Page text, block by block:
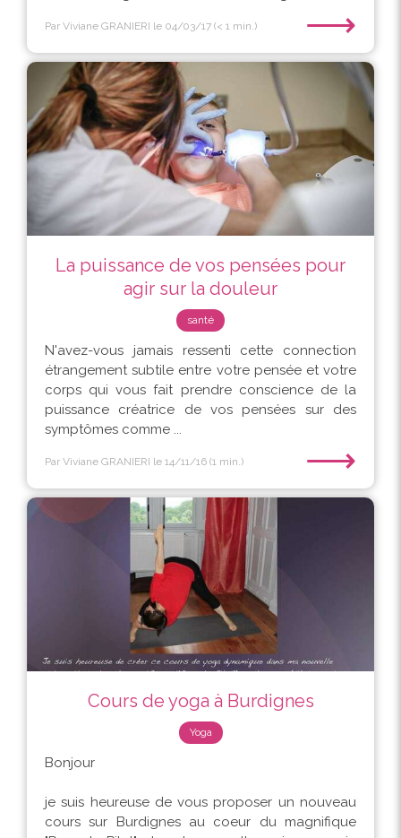
Par Viviane GRANIERI le 04/03/17 (< 1 min.) ⟶
La puissance de vos pensées pour
agir sur la douleur
santé
N'avez-vous jamais ressenti cette connection
étrangement subtile entre votre pensée et votre
corps qui vous fait prendre conscience de la
puissance créatrice de vos pensées sur des
symptômes comme ...
Par Viviane GRANIERI le 14/11/16 (1 min.) ⟶
Cours de yoga à Burdignes
Yoga
Bonjour
je suis heureuse de vous proposer un nouveau
cours sur Burdignes au coeur du magnifique